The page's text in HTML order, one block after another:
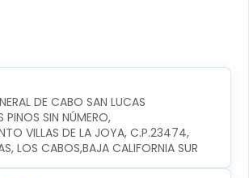
DE CABO SAN LUCAS
PINOS SIN NÚMERO,
VILLAS DE LA JOYA, C.P.23474,
LOS CABOS,BAJA CALIFORNIA SUR